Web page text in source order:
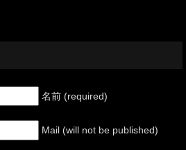
名前 (required)
Mail (will not be published)